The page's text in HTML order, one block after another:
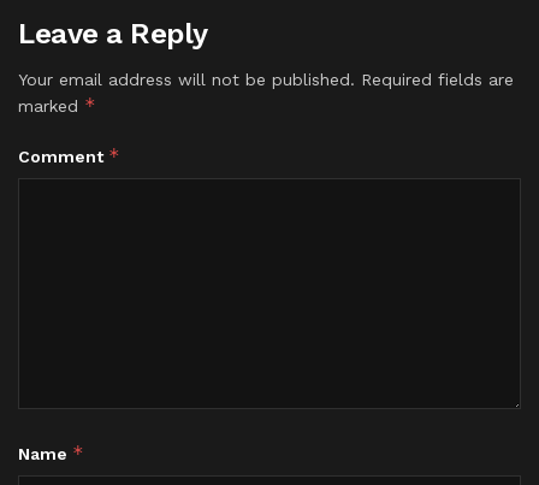
Leave a Reply
Your email address will not be published. Required fields are
marked *
Comment *
Name *